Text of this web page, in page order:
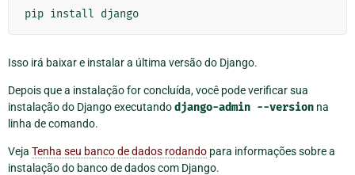
pip install django
Isso irá baixar e instalar a última versão do Django.
Depois que a instalação for concluída, você pode verificar sua
instalação do Django executandodjango-admin --version na
linha de comando.
Veja Tenha seu banco de dados rodando para informações sobre a
instalação do banco de dados com Django.